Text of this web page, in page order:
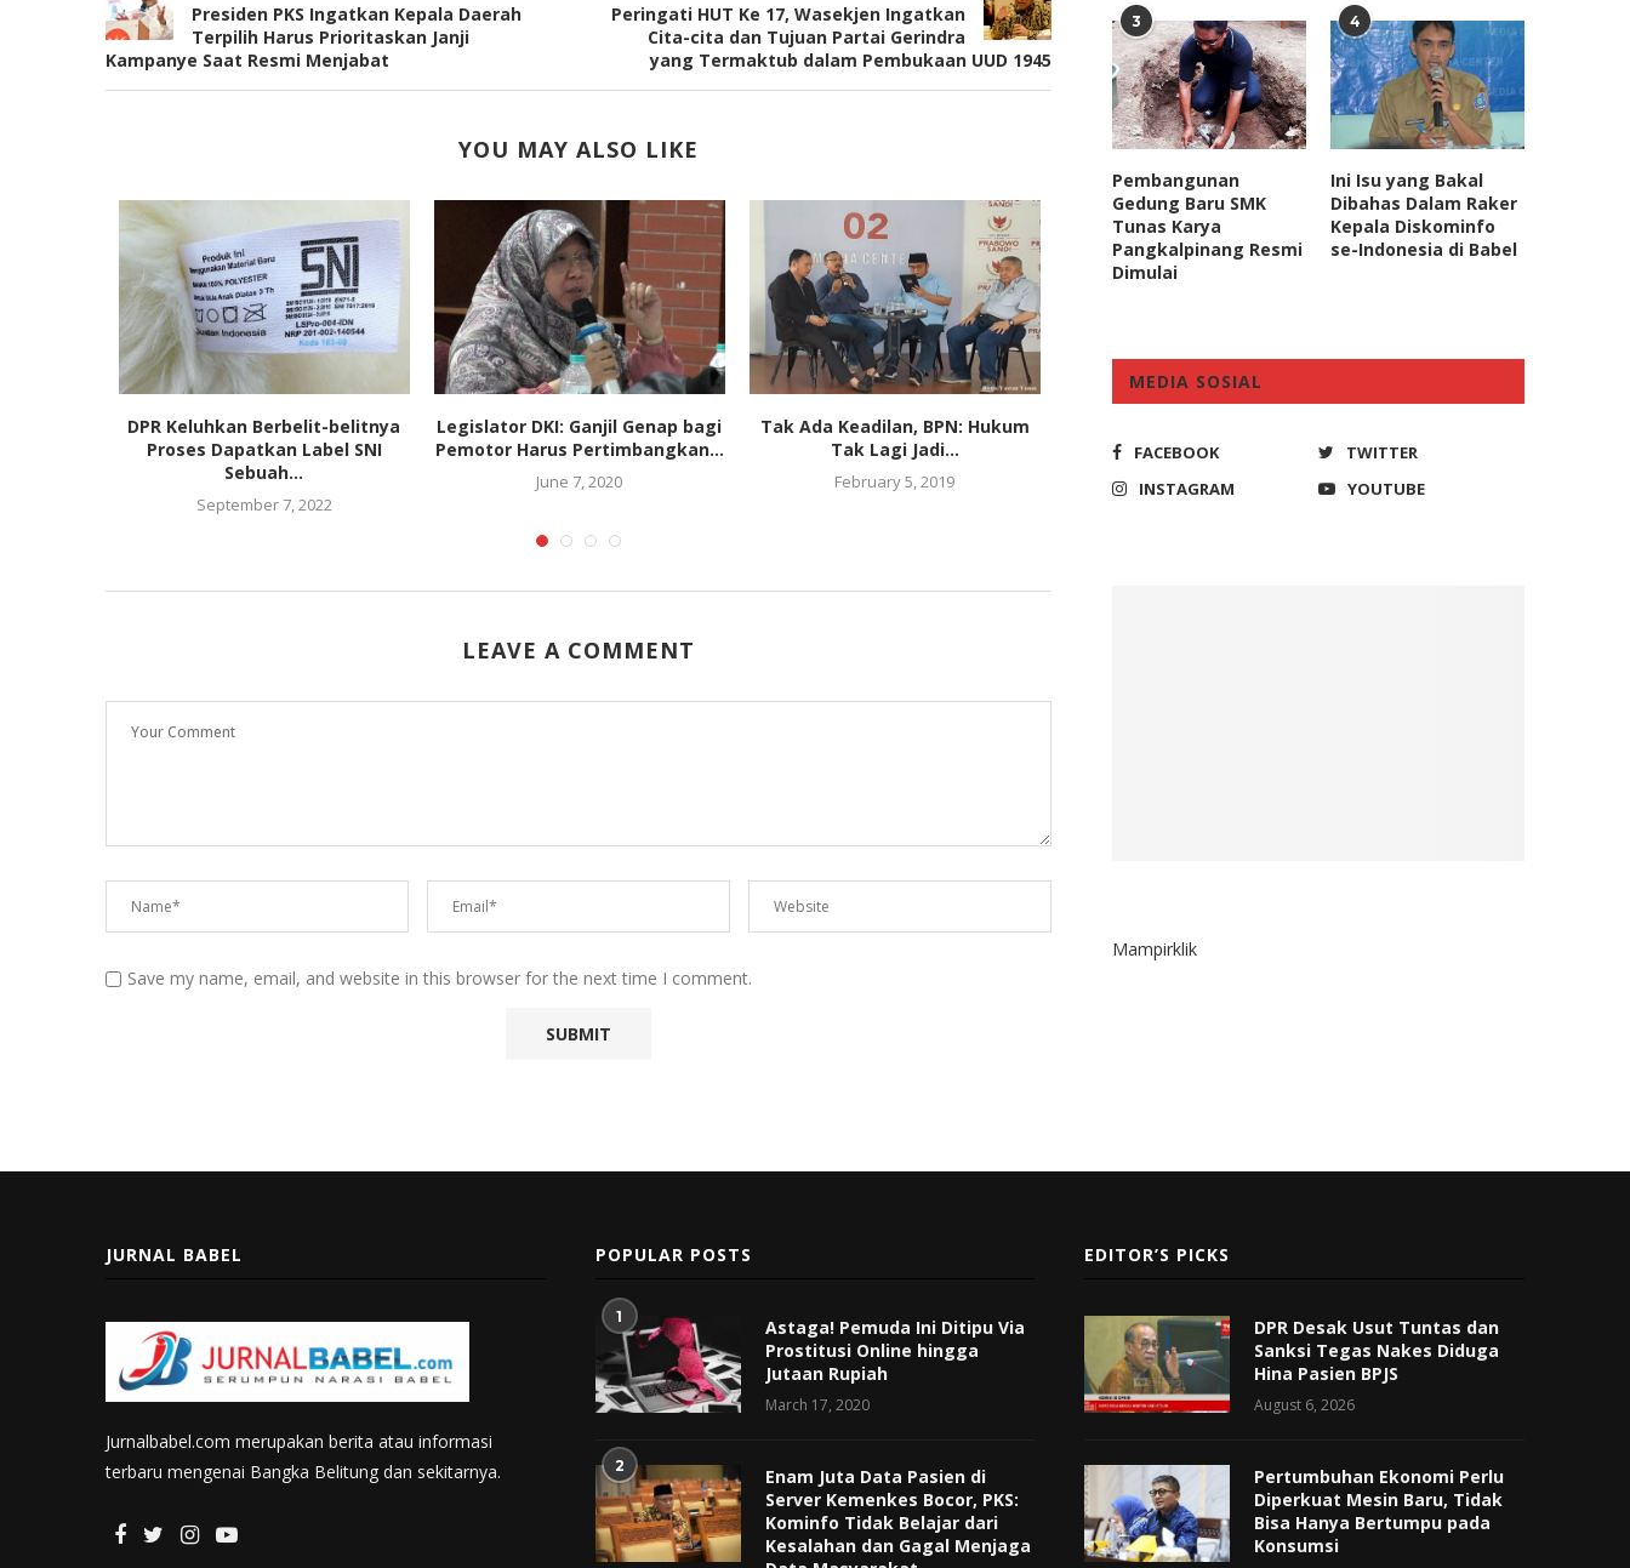
Presiden PKS Ingatkan Kepala Daerah
Terpilih Harus Prioritaskan Janji
Kampanye Saat Resmi Menjabat
Peringati HUT Ke 17, Wasekjen Ingatkan
Cita-cita dan Tujuan Partai Gerindra
yang Termaktub dalam Pembukaan UUD 1945
YOU MAY ALSO LIKE
DPR Keluhkan Berbelit-belitnya
Proses Dapatkan Label SNI
Sebuah...
September 7, 2022
Legislator DKI: Ganjil Genap bagi
Pemotor Harus Pertimbangkan...
June 7, 2020
Tak Ada Keadilan, BPN: Hukum
Tak Lagi Jadi...
February 5, 2019
Pemerintah Moratorium Proyek
LEAVE A COMMENT
Save my name, email, and website in this browser for the next time I comment.
3
Pembangunan
Gedung Baru SMK
Tunas Karya
Pangkalpinang Resmi
Dimulai
4
Ini Isu yang Bakal
Dibahas Dalam Raker
Kepala Diskominfo
se-Indonesia di Babel
MEDIA SOSIAL
FACEBOOK
TWITTER
INSTAGRAM
YOUTUBE
Mampirklik
JURNAL BABEL
Jurnalbabel.com merupakan berita atau informasi
terbaru mengenai Bangka Belitung dan sekitarnya.
POPULAR POSTS
1
Astaga! Pemuda Ini Ditipu Via
Prostitusi Online hingga
Jutaan Rupiah
March 17, 2020
2
Enam Juta Data Pasien di
Server Kemenkes Bocor, PKS:
Kominfo Tidak Belajar dari
Kesalahan dan Gagal Menjaga
EDITOR’S PICKS
DPR Desak Usut Tuntas dan
Sanksi Tegas Nakes Diduga
Hina Pasien BPJS
August 6, 2026
Pertumbuhan Ekonomi Perlu
Diperkuat Mesin Baru, Tidak
Bisa Hanya Bertumpu pada
Konsumsi